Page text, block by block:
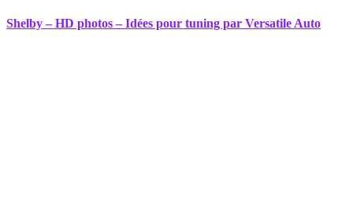
Shelby – HD photos – Idées pour tuning par Versatile Auto